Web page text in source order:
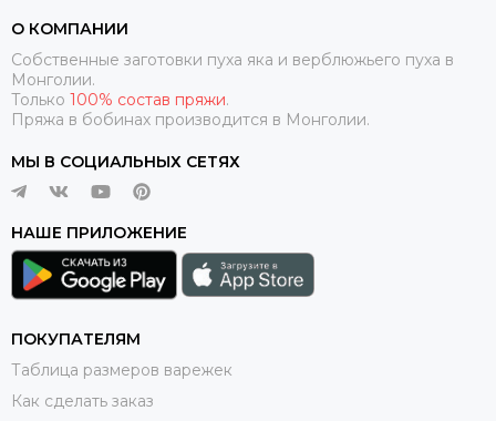
О КОМПАНИИ
Собственные заготовки пуха яка и верблюжьего пуха в
Монголии.
Только 100% состав пряжи.
Пряжа в бобинах производится в Монголии.
МЫ В СОЦИАЛЬНЫХ СЕТЯХ
НАШЕ ПРИЛОЖЕНИЕ
ПОКУПАТЕЛЯМ
Таблица размеров варежек
Как сделать заказ